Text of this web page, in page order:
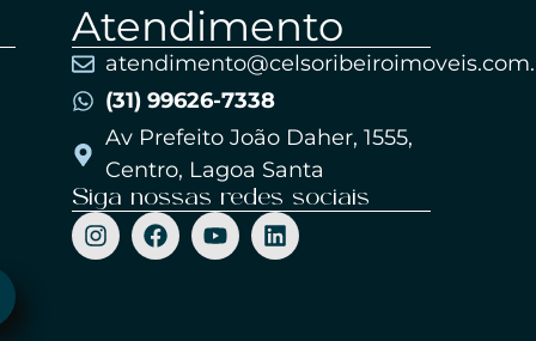
Atendimento
(31) 99626-7338
Av Prefeito João Daher, 1555,
Centro, Lagoa Santa
Siga nossas redes sociais